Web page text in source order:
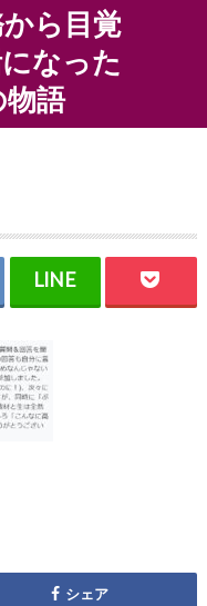
ら目覚
なった
物語
シェア